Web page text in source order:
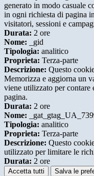
generato in modo casuale
in ogni richiesta di pagina
visitatori, sessioni e
Durata: 2 ore
Nome: _gid
Tipologia: analitico
Proprieta: Terza-parte
Descrizione: Questo
Memorizza e aggiorna un
viene utilizzato per contare
pagina.
Durata: 2 ore
Nome:
Tipologia: analitico
Proprieta: Terza-parte
Descrizione: Questo
utilizzato per limitare le
Durata: 2 ore
Accetta tutti Salva le